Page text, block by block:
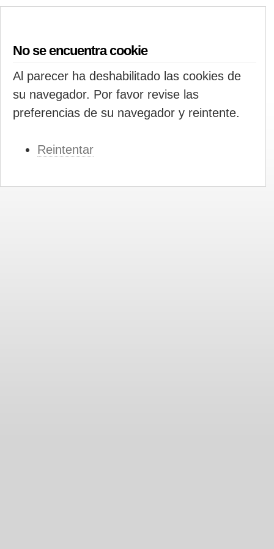
No se encuentra cookie
Al parecer ha deshabilitado las cookies de
su navegador. Por favor revise las
preferencias de su navegador y reintente.
Reintentar